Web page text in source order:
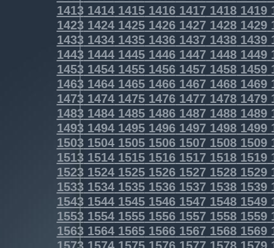
1413141414151416141714181419
1423142414251426142714281429
1433143414351436143714381439
1443144414451446144714481449
1453145414551456145714581459
1463146414651466146714681469
1473147414751476147714781479
1483148414851486148714881489
1493149414951496149714981499
1503150415051506150715081509
1513151415151516151715181519
1523152415251526152715281529
1533153415351536153715381539
1543154415451546154715481549
1553155415551556155715581559
1563156415651566156715681569